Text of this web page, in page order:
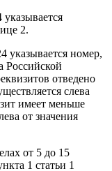
указывается
2.
указывается номер,
Российской
отведено
слева
имеет меньше
от значения
от 5 до 15
1 статьи 1